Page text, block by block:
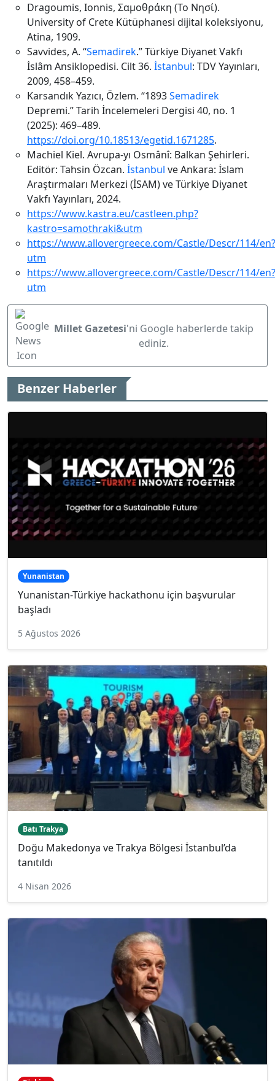
Dragoumis, Ionnis, Σαμοθράκη (Το Νησί).
University of Crete Kütüphanesi dijital koleksiyonu,
Atina, 1909.
Savvides, A. “Semadirek.” Türkiye Diyanet Vakfı
İslâm Ansiklopedisi. Cilt 36. İstanbul: TDV Yayınları,
2009, 458–459.
Karsandık Yazıcı, Özlem. “1893Semadirek
Depremi.” Tarih İncelemeleri Dergisi 40, no. 1
(2025): 469–489.
https://doi.org/10.18513/egetid.1671285.
Machiel Kiel. Avrupa-yı Osmânî: Balkan Şehirleri.
Editör: Tahsin Özcan. İstanbul ve Ankara: İslam
Araştırmaları Merkezi (İSAM) ve Türkiye Diyanet
Vakfı Yayınları, 2024.
https://www.kastra.eu/castleen.php?
kastro=samothraki&utm
https://www.allovergreece.com/Castle/Descr/114/en?
utm
https://www.allovergreece.com/Castle/Descr/114/en?
utm
Millet Gazetesi'ni Google haberlerde takip
ediniz.
Benzer Haberler
Yunanistan
Yunanistan-Türkiye hackathonu için başvurular
başladı
5 Ağustos 2026
Batı Trakya
Doğu Makedonya ve Trakya Bölgesi İstanbul’da
tanıtıldı
4 Nisan 2026